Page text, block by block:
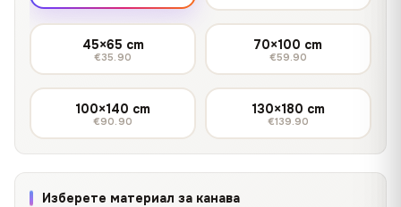
45×65 cm
€35.90
70×100 cm
€59.90
100×140 cm
€90.90
130×180 cm
€139.90
Изберете материал за канава